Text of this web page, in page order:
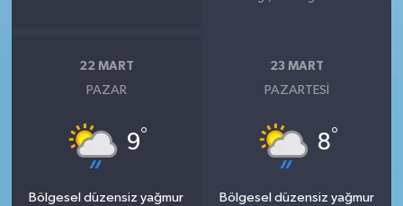
22 MART
PAZAR
9°
Bölgesel düzensiz yağmur
23 MART
PAZARTESI
8°
Bölgesel düzensiz yağmur